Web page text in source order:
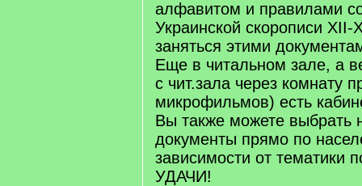
алфавитом и правилами
Украинской скорописи ХІІ-
заняться этими
Еще в читальном зале, а
с чит.зала через комнату
микрофильмов) есть
Вы также можете выбрать
документы прямо по
зависимости от тематики
УДАЧИ!